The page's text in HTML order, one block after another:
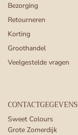
Bezorging
Retourneren
Korting
Groothandel
Veelgestelde vragen
CONTACTGEGEVENS
Sweet Colours
Grote Zomerdijk